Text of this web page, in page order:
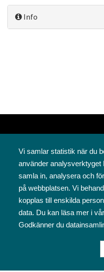
Info
Svenska
00120
09
Vi samlar statistik när du
använder
samla in, analysera och
på webbplatsen. Vi
kopplas till enskilda
data. Du kan läsa mer i vår
Godkänner du